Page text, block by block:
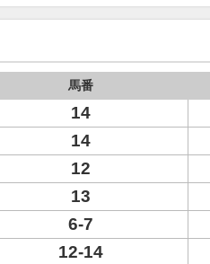
馬番
14
14
12
13
6-7
12-14